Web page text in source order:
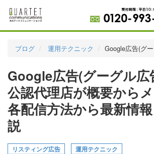
実績・お客様の声
初めて導入をお考えの方
代理店の乗り換えをお考えの方
広告代理店・HP制作会社様へ
ブログ 運用テクニック Google広告(グ
Google広告(グーグル広
公認代理店が概要からメ
各配信方法から最新情
説
リスティング広告 運用テクニック